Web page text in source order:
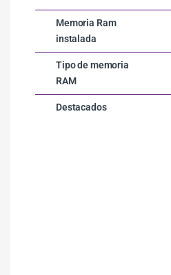
Memoria Ram
instalada
Tipo de memoria
RAM
Destacados